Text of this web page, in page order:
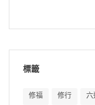
標籤
修福 修行 六